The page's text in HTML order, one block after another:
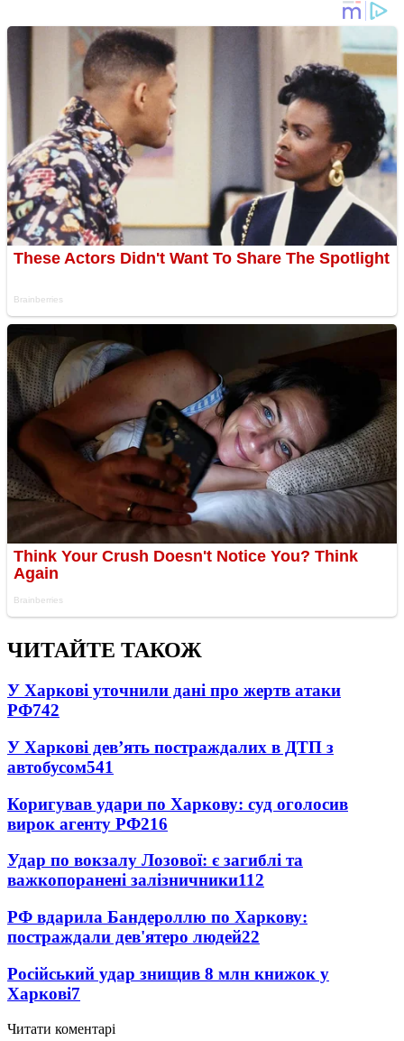
ЧИТАЙТЕ ТАКОЖ
У Харкові уточнили дані про жертв атаки
РФ742
У Харкові дев’ять постраждалих в ДТП з
автобусом541
Коригував удари по Харкову: суд оголосив
вирок агенту РФ216
Удар по вокзалу Лозової: є загиблі та
важкопоранені залізничники112
РФ вдарила Бандероллю по Харкову:
постраждали дев'ятеро людей22
Російський удар знищив 8 млн книжок у
Харкові7
Читати коментарі